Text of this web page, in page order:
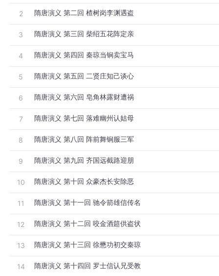
2 隋唐演义 第二回 楂树岗李渊遇盗
3 隋唐演义 第三回 柴绍五花阵定亲
4 隋唐演义 第四回 秦琼当锏卖宝马
5 隋唐演义 第五回 二贤庄知己谈心
6 隋唐演义 第六回 皂角林露财遭祸
7 隋唐演义 第七回 落难幽州认姑母
8 隋唐演义 第八回 阵前舞锏服三军
9 隋唐演义 第九回 齐国远截路迎朋
10 隋唐演义 第十回 众豪杰长安除恶
11 隋唐演义 第十一回 驰令箭雄信传名
12 隋唐演义 第十二回 咬金酒筵供盗状
13 隋唐演义 第十三回 徐懋功初交秦琼
14 隋唐演义 第十四回 罗士信认兄受教